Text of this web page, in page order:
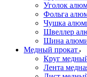
Уголок
Фольга
Чушка
Швеллер
Шина
Медный прокат
Круг
Лента